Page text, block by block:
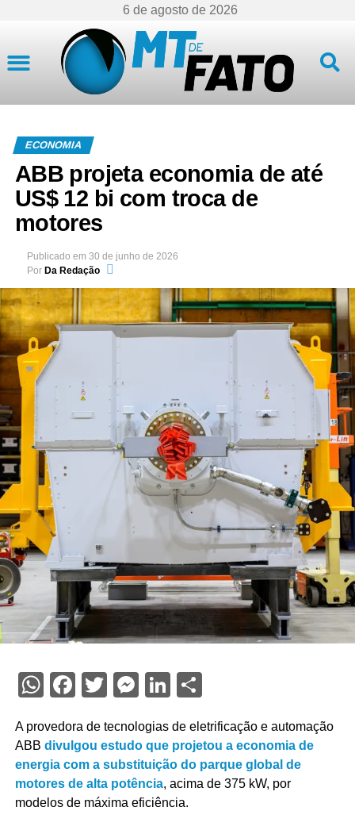
6 de agosto de 2026
ECONOMIA
ABB projeta economia de até
US$ 12 bi com troca de
motores
Publicado em 30 de junho de 2026
Por Da Redação
WhatsApp
Facebook
TwitterMessenger
LinkedIn
A provedora de tecnologias de eletrificação e automação
ABB divulgou estudo que projetou a economia de
energia com a substituição do parque global de
motores de alta potência, acima de 375 kW, por
modelos de máxima eficiência.